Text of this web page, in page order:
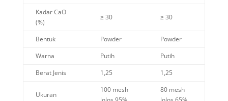
Kadar CaO
(%)
≥ 30 ≥ 30
Bentuk Powder
Powder
Warna
Putih
Putih
Berat Jenis
1,25 1,25
Ukuran
100 mesh
80 mesh